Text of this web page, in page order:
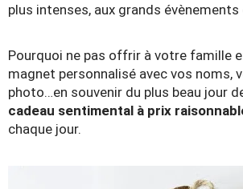
plus intenses, aux grands évènements
Pourquoi ne pas offrir à votre famille
magnet personnalisé avec vos noms,
photo…en souvenir du plus beau jour
cadeau sentimental à prix
chaque jour.